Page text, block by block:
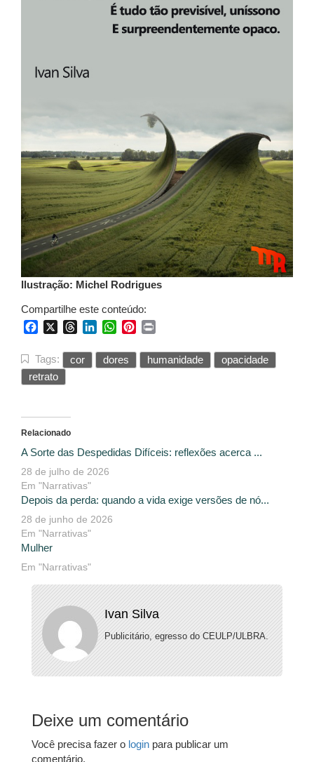
Ilustração: Michel Rodrigues
Compartilhe este conteúdo:
FacebookThreadsLinkedInWhatsApp
Pinterest
Tags: cor dores humanidade
opacidade
retrato
Relacionado
A Sorte das Despedidas Difíceis: reflexões acerca ...
28 de julho de 2026
Em "Narrativas"
Depois da perda: quando a vida exige versões de nó...
28 de junho de 2026
Em "Narrativas"
Mulher
Em "Narrativas"
Ivan Silva
Publicitário, egresso do CEULP/ULBRA.
Deixe um comentário
Você precisa fazer o login para publicar um
comentário.